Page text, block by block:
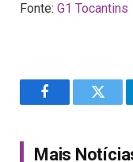
Fonte: G1 Tocantins
Facebook
Mais